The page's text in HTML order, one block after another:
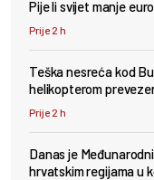
Pije li svijet manje
Prije 2 h
Teška nesreća kod
helikopterom
Prije 2 h
Danas je
hrvatskim regijama u